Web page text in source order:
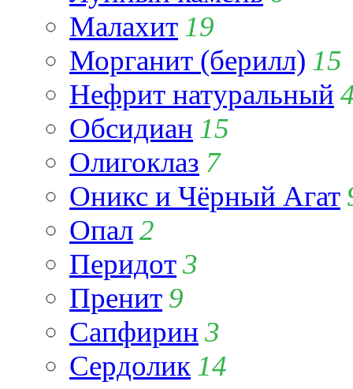
Малахит 19
Морганит (берилл) 15
Нефрит натуральный
Обсидиан 15
Олигоклаз 7
Оникс и Чёрный Агат
Опал2
Перидот3
Пренит 9
Сапфирин 3
Сердолик 14